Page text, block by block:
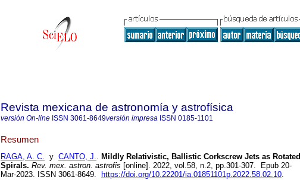
Revista mexicana de astronomía y astrofísica
versión On-line ISSN 3061-8649versión impresa ISSN 0185-1101
Resumen
RAGA, A. C. y CANTO, J.. Mildly Relativistic, Ballistic Corkscrew Jets as Rotated
Spirals. Rev. mex. astron. astrofis [online]. 2022, vol.58, n.2, pp.301-307. Epub 20-
Mar-2023. ISSN 3061-8649.
https://doi.org/10.22201/ia.01851101p.2022.58.02.10.